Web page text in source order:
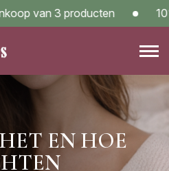
van 3 producten 10%
EN HOE